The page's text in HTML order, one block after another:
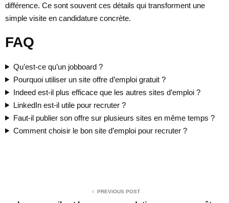
différence. Ce sont souvent ces détails qui transforment une
simple visite en candidature concrète.
FAQ
Qu’est-ce qu’un jobboard ?
Pourquoi utiliser un site offre d’emploi gratuit ?
Indeed est-il plus efficace que les autres sites d’emploi ?
LinkedIn est-il utile pour recruter ?
Faut-il publier son offre sur plusieurs sites en même temps ?
Comment choisir le bon site d’emploi pour recruter ?
PREVIOUS POST